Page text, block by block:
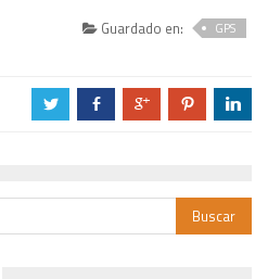
Guardado en: GPS
a b c d j